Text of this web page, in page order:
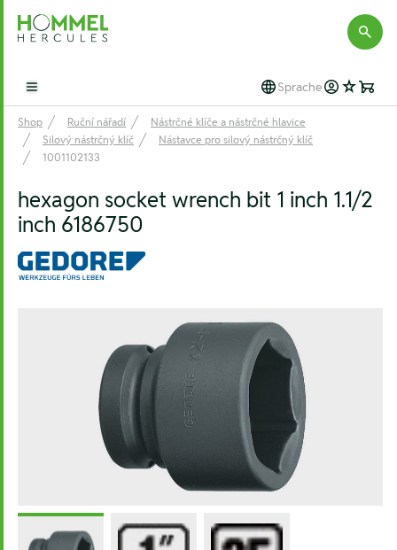
Hommel Hercules
Open main menu Sprache
Shop Ruční nářadí
Nástrčné klíče a nástrčné hlavice
Silový nástrčný klíč
Nástavce pro silový nástrčný klíč
1001102133
hexagon socket wrench bit 1 inch 1.1/2
inch 6186750